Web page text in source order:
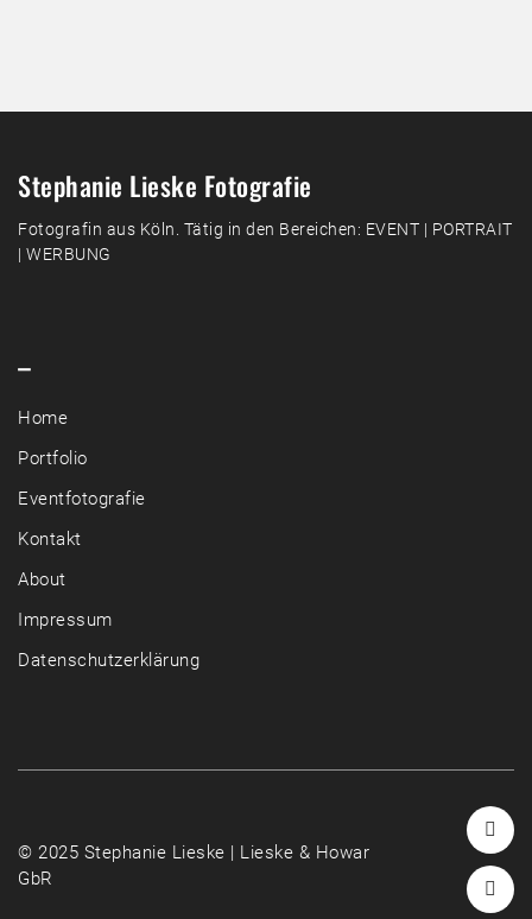
Stephanie Lieske Fotografie
Fotografin aus Köln. Tätig in den Bereichen: EVENT | PORTRAIT
| WERBUNG
–
Home
Portfolio
Eventfotografie
Kontakt
About
Impressum
Datenschutzerklärung
© 2025 Stephanie Lieske | Lieske & Howar
GbR